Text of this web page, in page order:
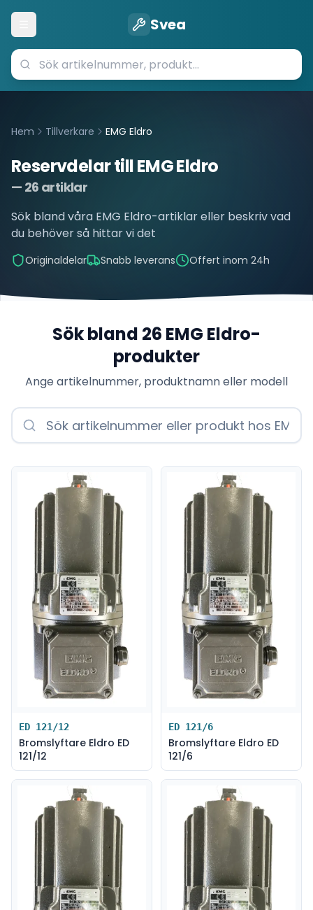
Öppna meny Svea
Hem Tillverkare EMG Eldro
Reservdelar tillEMG Eldro
— 26 artiklar
Sök bland våra EMG Eldro-artiklar eller beskriv vad
du behöver så hittar vi det
Originaldelar Snabb leverans Offert inom 24h
Sök bland 26 EMG Eldro-
produkter
Ange artikelnummer, produktnamn eller modell
ED 121/12
Bromslyftare Eldro ED
121/12
ED 121/6
Bromslyftare Eldro ED
121/6